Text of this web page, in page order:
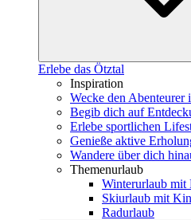
Erlebe das Ötztal
Inspiration
Wecke den Abenteurer
Begib dich auf
Erlebe sportlichen
Genieße aktive
Wandere über dich
Themenurlaub
Winterurlaub mit
Skiurlaub mit
Radurlaub